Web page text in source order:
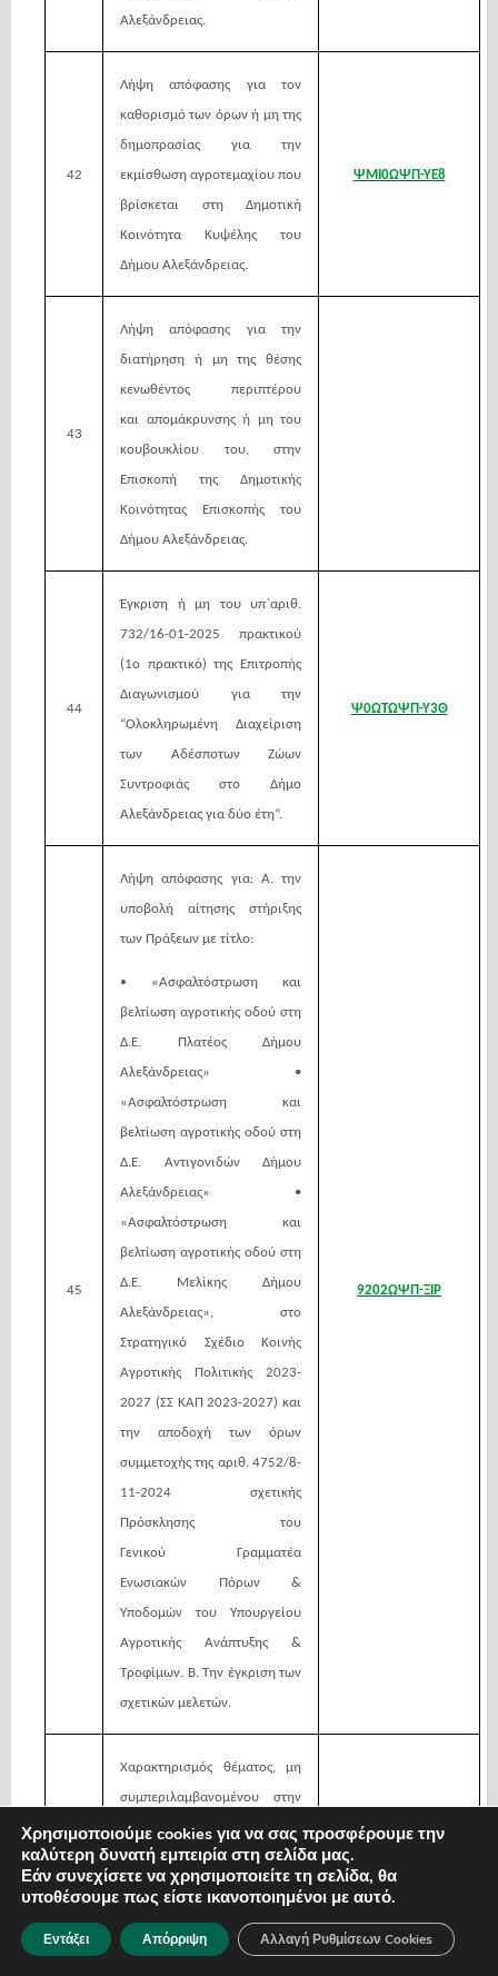
Αλεξάνδρειας.
42
Λήψη απόφασης για τον
καθορισμό των όρων ή μη της
δημοπρασίας για την
εκμίσθωση αγροτεμαχίου που
βρίσκεται στη Δημοτική
Κοινότητα Κυψέλης του
Δήμου Αλεξάνδρειας.
ΨΜΙ0ΩΨΠ-ΥΕ8
43
Λήψη απόφασης για την
διατήρηση ή μη της θέσης
κενωθέντος περιπτέρου
και απομάκρυνσης ή μη του
κουβουκλίου του, στην
Επισκοπή της Δημοτικής
Κοινότητας Επισκοπήςτου
Δήμου Αλεξάνδρειας.
44
Έγκριση ή μη του υπ΄αριθ.
732/16-01-2025 πρακτικού
(1ο πρακτικό) της Επιτροπής
Διαγωνισμού για την
“Ολοκληρωμένη Διαχείριση
των Αδέσποτων Ζώων
Συντροφιάς στο Δήμο
Αλεξάνδρειας για δύο έτη”.
Ψ0ΩΤΩΨΠ-Υ3Θ
45
Λήψη απόφασης για: Α. την
υποβολή αίτησης στήριξης
των Πράξεων με τίτλο:
• «Ασφαλτόστρωση και
βελτίωση αγροτικής οδού στη
Δ.Ε. Πλατέος Δήμου
Αλεξάνδρειας» •
«Ασφαλτόστρωση και
βελτίωση αγροτικής οδού στη
Δ.Ε. Αντιγονιδών Δήμου
Αλεξάνδρειας» •
«Ασφαλτόστρωση και
βελτίωση αγροτικής οδού στη
Δ.Ε. Μελίκης Δήμου
Αλεξάνδρειας», στο
Στρατηγικό Σχέδιο Κοινής
Αγροτικής Πολιτικής 2023-
2027 (ΣΣ ΚΑΠ 2023-2027) και
την αποδοχή των όρων
συμμετοχής της αριθ. 4752/8-
11-2024 σχετικής
Πρόσκλησης του
Γενικού Γραμματέα
Ενωσιακών Πόρων &
Υποδομών του Υπουργείου
Αγροτικής Ανάπτυξης &
Τροφίμων. B. Την έγκριση των
σχετικών μελετών.
9202ΩΨΠ-ΞΙΡ
46
Χαρακτηρισμός θέματος, μη
συμπεριλαμβανομένου στην
ημερήσια διάταξης ως
κατεπείγοντος, προς
συζήτηση (άρθρο 75-π3).
Λήψη απόφασης α) για την
Χρησιμοποιούμε cookies για να σας προσφέρουμε την
καλύτερη δυνατή εμπειρία στη σελίδα μας.
Εάν συνεχίσετε να χρησιμοποιείτε τη σελίδα, θα
υποθέσουμε πως είστε ικανοποιημένοι με αυτό.
Εντάξει Απόρριψη Αλλαγή Ρυθμίσεων Cookies